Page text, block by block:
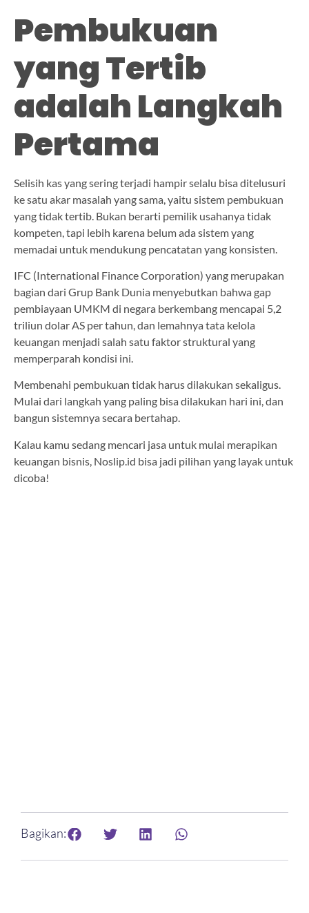
Pembukuan
yang Tertib
adalah Langkah
Pertama
Selisih kas yang sering terjadi hampir selalu bisa ditelusuri
ke satu akar masalah yang sama, yaitu sistem pembukuan
yang tidak tertib. Bukan berarti pemilik usahanya tidak
kompeten, tapi lebih karena belum ada sistem yang
memadai untuk mendukung pencatatan yang konsisten.
IFC (International Finance Corporation) yang merupakan
bagian dari Grup Bank Dunia menyebutkan bahwa gap
pembiayaan UMKM di negara berkembang mencapai 5,2
triliun dolar AS per tahun, dan lemahnya tata kelola
keuangan menjadi salah satu faktor struktural yang
memperparah kondisi ini.
Membenahi pembukuan tidak harus dilakukan sekaligus.
Mulai dari langkah yang paling bisa dilakukan hari ini, dan
bangun sistemnya secara bertahap.
Kalau kamu sedang mencari jasa untuk mulai merapikan
keuangan bisnis, Noslip.id bisa jadi pilihan yang layak untuk
dicoba!
Bagikan: